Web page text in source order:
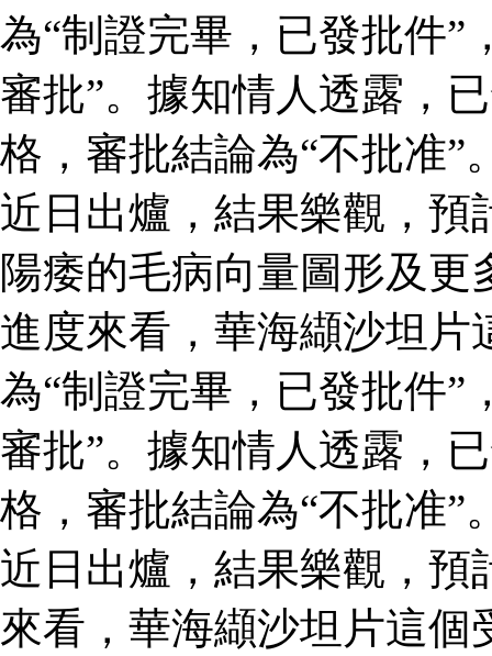
為“制證完畢，已發批件”
審批”。據知情人透露，
格，審批結論為“不批准”
近日出爐，結果樂觀，預
陽痿的毛病向量圖形及
進度來看，華海纈沙坦片
為“制證完畢，已發批件”
審批”。據知情人透露，
格，審批結論為“不批准”
近日出爐，結果樂觀，預
來看，華海纈沙坦片這個